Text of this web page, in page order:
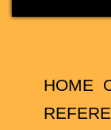
HOME